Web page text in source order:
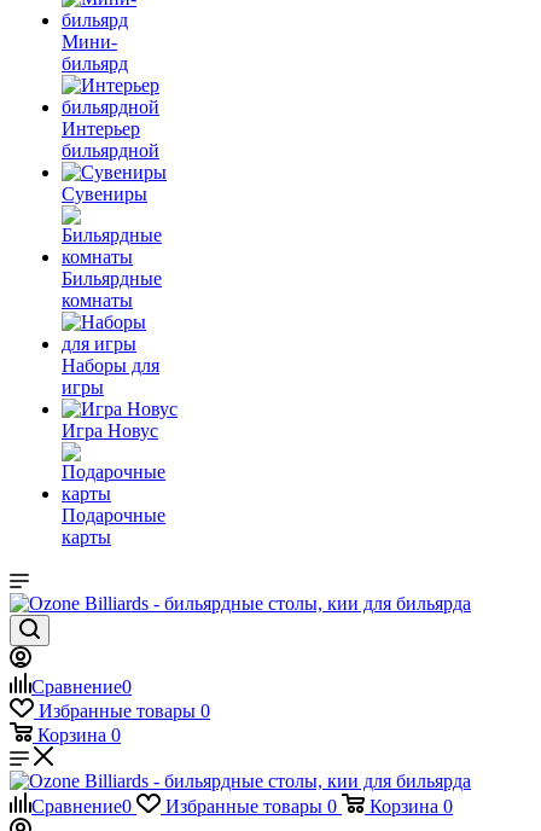
Мини-
бильярд
Интерьер
бильярдной
Сувениры
Бильярдные
комнаты
Наборы для
игры
Игра Новус
Подарочные
карты
Сравнение0
Избранные товары 0
Корзина 0
Сравнение0 Избранные товары 0 Корзина 0